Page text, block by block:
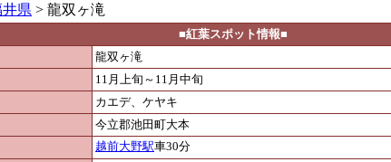
県 > 龍双ヶ滝
■紅葉スポット情報■
龍双ヶ滝
11月上旬～11月中旬
カエデ、ケヤキ
今立郡池田町大本
越前大野駅車30分